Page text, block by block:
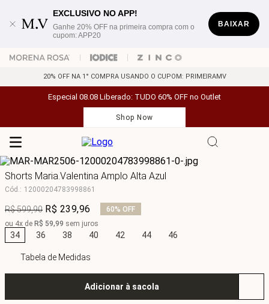
EXCLUSIVO NO APP!
Ganhe 20% OFF na primeira compra com o
cupom: APP20
BAIXAR
20% OFF NA 1° COMPRA USANDO O CUPOM: PRIMEIRAMV
Especial 08.08 Liberado: TUDO 60% OFF no Outlet
Shop Now
Shorts Maria.Valentina Amplo Alta Azul
Cód.: 12000204783998861
R$599,90 R$ 239,96 60% OFF
ou 4x de R$ 59,99 sem juros
34 36 38 40 42 44 46
Tabela de Medidas
Adicionar à sacola